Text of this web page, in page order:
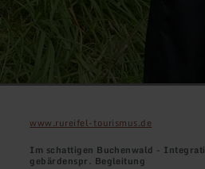
www.rureifel-tourismus.de
Im schattigen Buchenwald -
gebärdenspr. Begleitung